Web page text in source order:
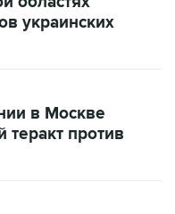
украинских
в Москве
против